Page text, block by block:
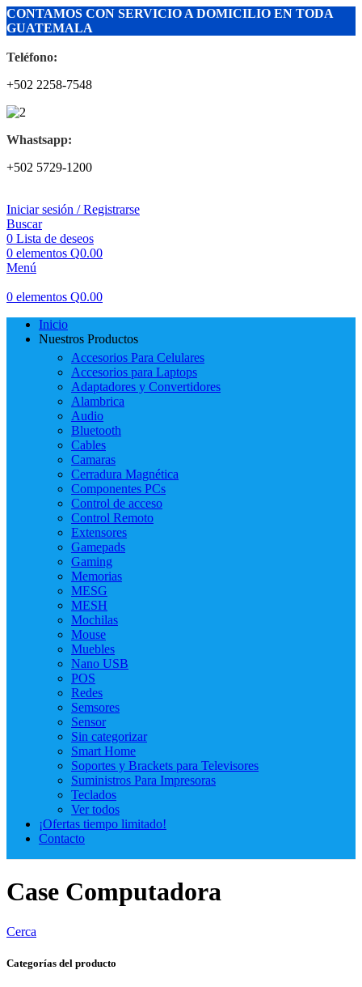
CONTAMOS CON SERVICIO A DOMICILIO EN TODA
GUATEMALA
Teléfono:
+502 2258-7548
Whastsapp:
+502 5729-1200
Iniciar sesión / Registrarse
Buscar
0 Lista de deseos
0 elementos Q0.00
Menú
0 elementos Q0.00
Inicio
Nuestros Productos
Accesorios Para Celulares
Accesorios para Laptops
Adaptadores y Convertidores
Alambrica
Audio
Bluetooth
Cables
Camaras
Cerradura Magnética
Componentes PCs
Control de acceso
Control Remoto
Extensores
Gamepads
Gaming
Memorias
MESG
MESH
Mochilas
Mouse
Muebles
Nano USB
POS
Redes
Semsores
Sensor
Sin categorizar
Smart Home
Soportes y Brackets para Televisores
Suministros Para Impresoras
Teclados
Ver todos
¡Ofertas tiempo limitado!
Contacto
Case Computadora
Cerca
Categorías del producto